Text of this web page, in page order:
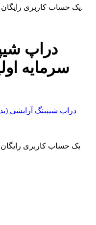
یک حساب کاربری رایگان برای ذخیره آیتم‌های محبوب ایجاد کنید.
دراپ
سرمایه
دراپ شیپینگ آرایشی
یک حساب کاربری رایگان